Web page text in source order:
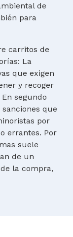
de
para
carritos de
La
que exigen
y recoger
segundo
que
por
errantes. Por
suele
de un
la compra,